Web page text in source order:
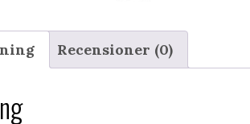
Recensioner (0)